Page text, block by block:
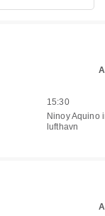
15:30
Ninoy Aquino
lufthavn